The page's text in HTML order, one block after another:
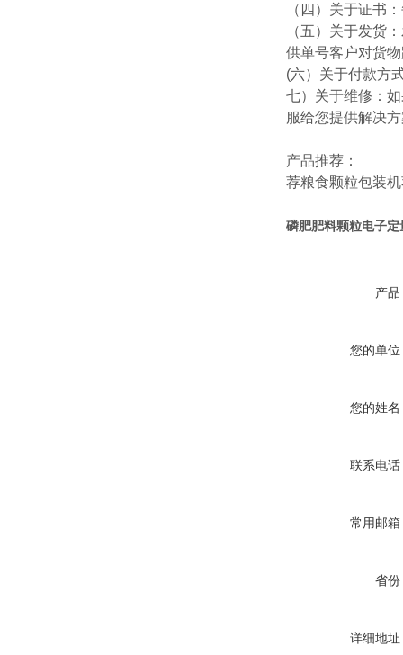
（四）关于证书
（五）关于发货
供单号客户对货
(六）关于付款方
七）关于维修：
服给您提供解决
产品推荐：
荐粮食颗粒包装机
磷肥肥料颗粒电子
产品
您的单位
您的姓名
联系电话
常用邮箱
省份
详细地址